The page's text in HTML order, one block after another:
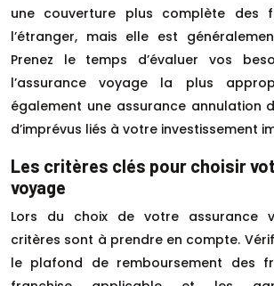
une couverture plus complète des
l’étranger, mais elle est
Prenez le temps d’évaluer vos
l’assurance voyage la plus
également une assurance annulation
d’imprévus liés à votre investissement
Les critères clés pour choisir
voyage
Lors du choix de votre assurance
critères sont à prendre en compte.
le plafond de remboursement des